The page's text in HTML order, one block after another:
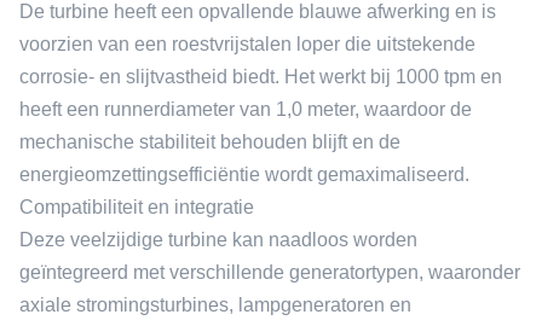
De turbine heeft een opvallende blauwe afwerking en is
voorzien van een roestvrijstalen loper die uitstekende
corrosie- en slijtvastheid biedt. Het werkt bij 1000 tpm en
heeft een runnerdiameter van 1,0 meter, waardoor de
mechanische stabiliteit behouden blijft en de
energieomzettingsefficiëntie wordt gemaximaliseerd.
Compatibiliteit en integratie
Deze veelzijdige turbine kan naadloos worden
geïntegreerd met verschillende generatortypen, waaronder
axiale stromingsturbines, lampgeneratoren en